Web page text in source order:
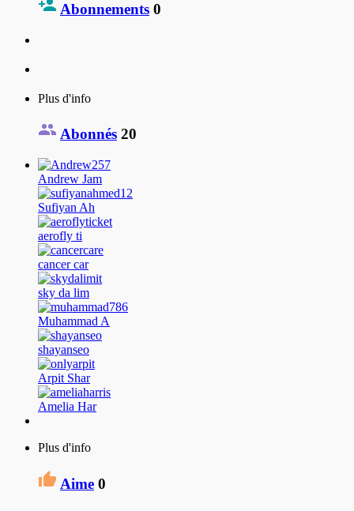
Abonnements 0
Plus d'info
Abonnés 20
Andrew Jam
Sufiyan Ah
aerofly ti
cancer car
sky da lim
Muhammad A
shayanseo
Arpit Shar
Amelia Har
Plus d'info
Aime 0